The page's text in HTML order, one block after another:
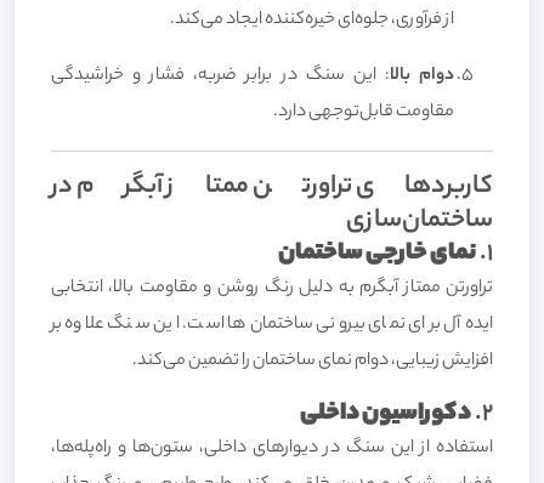
از فرآوری، جلوه‌ای خیره‌کننده ایجاد می‌کند.
دوام بالا: این سنگ در برابر ضربه، فشار و خراشیدگی
مقاومت قابل‌توجهی دارد.
کاربردهای تراورتن ممتاز آبگرم در
ساختمان‌سازی
1. نمای خارجی ساختمان
تراورتن ممتاز آبگرم به دلیل رنگ روشن و مقاومت بالا، انتخابی
ایده‌آل برای نمای بیرونی ساختمان‌ها است. این سنگ علاوه بر
افزایش زیبایی، دوام نمای ساختمان را تضمین می‌کند.
2. دکوراسیون داخلی
استفاده از این سنگ در دیوارهای داخلی، ستون‌ها و راه‌پله‌ها،